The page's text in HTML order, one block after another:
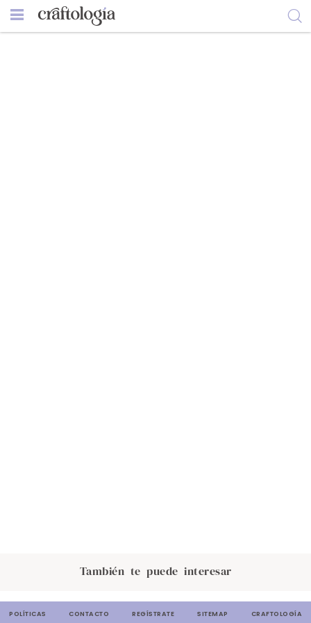
También te puede interesar
POLÍTICAS CONTACTO REGÍSTRATE SITEMAP CRAFTOLOGÍA